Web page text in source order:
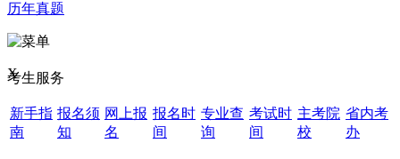
历年真题
X
考生服务
新手指
南
报名须
知
网上报
名
报名时
间
专业查
询
考试时
间
主考院
校
省内考
办